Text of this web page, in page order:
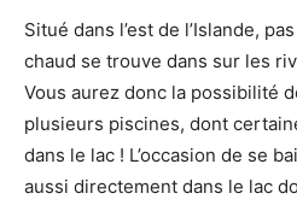
Situé dans l’est de l’Islande,
chaud se trouve dans sur les
Vous aurez donc la possibilité
plusieurs piscines, dont
dans le lac ! L’occasion de se
aussi directement dans le lac